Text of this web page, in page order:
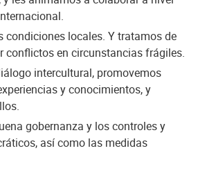
condiciones locales. Y tratamos de
conflictos en circunstancias frágiles.
intercultural, promovemos
y conocimientos, y
gobernanza y los controles y
así como las medidas